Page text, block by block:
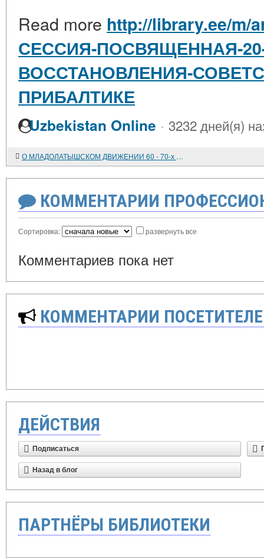
Read more http://library.ee/
СЕССИЯ-ПОСВЯЩЕННАЯ-
ВОССТАНОВЛЕНИЯ-
ПРИБАЛТИКЕ
Uzbekistan Online · 3232 дней(я)
О МЛАДОЛАТЫШСКОМ ДВИЖЕНИИ 60 - 70-х годов XIX века
КОММЕНТАРИИ
Сортировка: развернуть все
Комментариев пока нет
КОММЕНТАРИИ
ДЕЙСТВИЯ
Подписаться
Назад в блог
ПАРТНЁРЫ БИБЛИОТЕКИ